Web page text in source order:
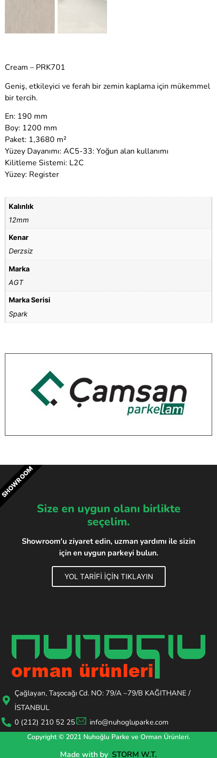
Cream – PRK701
Geniş, etkileyici ve ferah bir zemin kaplama için mükemmel
bir tercih.
En: 190 mm
Boy: 1200 mm
Paket: 1,3680 m²
Yüzey Dayanımı: AC5-33: Yoğun alan kullanımı
Kilitleme Sistemi: L2C
Yüzey: Register
Kalınlık
12mm
Kenar
Derzsiz
Marka
AGT
Marka Serisi
Spark
Size en uygun olanı birlikte
seçelim.
Showroom'u ziyaret edin, uzman yardımı ile sizin
için en uygun parkeyi bulun.
YOL TARİFİ İÇİN TIKLAYIN
SHOWROOM
Çağlayan, Taşocağı Cd. NO: 79/A –79/B KAĞITHANE /
İSTANBUL
0 (212) 210 52 25
info@nuhogluparke.com
Made with by STORM W.T.
Copyright © 2021 Nuhoğlu Parke ve Orman Ürünleri.